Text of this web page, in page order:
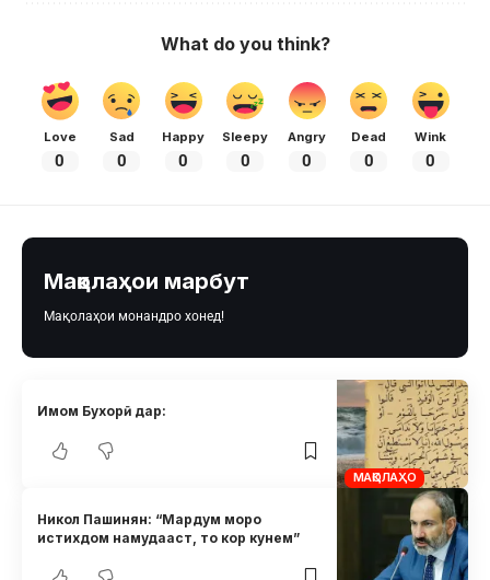
What do you think?
Love
0
Sad
0
Happy
0
Sleepy
0
Angry
0
Dead
0
Wink
0
Мақолаҳои марбут
Мақолаҳои монандро хонед!
МАҚОЛАҲО
Имом Бухорӣ дар:
Никол Пашинян: “Мардум моро
истихдом намудааст, то кор кунем”